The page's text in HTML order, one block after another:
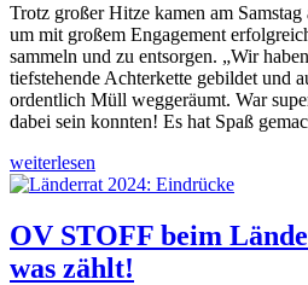
Trotz großer Hitze kamen am
um mit großem Engagement
sammeln und zu entsorgen. „Wir
tiefstehende Achterkette gebildet und
ordentlich Müll weggeräumt. War
dabei sein konnten! Es hat Spaß
weiterlesen
OV STOFF beim
was zählt!